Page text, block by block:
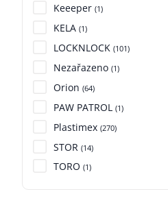
Keeeper (1)
KELA (1)
LOCKNLOCK (101)
Nezařazeno (1)
Orion (64)
PAW PATROL (1)
Plastimex (270)
STOR (14)
TORO (1)